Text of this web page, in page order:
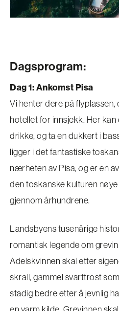
Dagsprogram:
Dag 1: Ankomst Pisa
Vi henter dere på flyplassen,
hotellet for innsjekk. Her
drikke, og ta en dukkert i
ligger i det fantastiske
nærheten av Pisa, og er en
den toskanske kulturen
gjennom århundrene.
Landsbyens tusenårige
romantisk legende om
Adelskvinnen skal etter
skrall, gammel svarttrost
stadig bedre etter å jevnlig